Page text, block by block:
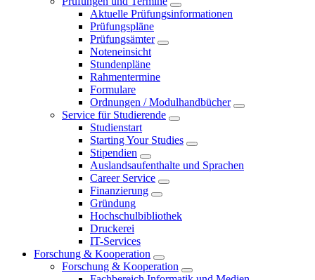
Aktuelle Prüfungsinformationen
Prüfungspläne
Prüfungsämter
Noteneinsicht
Stundenpläne
Rahmentermine
Formulare
Ordnungen / Modulhandbücher
Service für Studierende
Studienstart
Starting Your Studies
Stipendien
Auslandsaufenthalte und Sprachen
Career Service
Finanzierung
Gründung
Hochschulbibliothek
Druckerei
IT-Services
Forschung & Kooperation
Forschung & Kooperation